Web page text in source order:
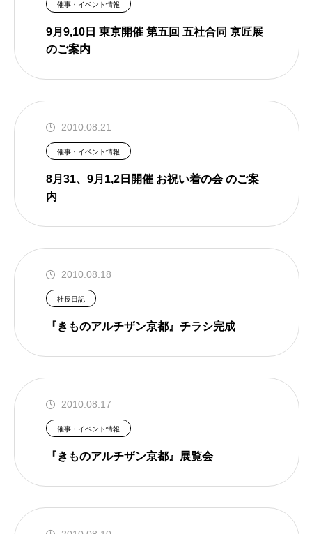
催事・イベント情報
9月9,10日 東京開催 第五回 五社合同 京匠展
のご案内
2010.08.21
催事・イベント情報
8月31、9月1,2日開催 お祝い着の会 のご案
内
2010.08.18
社長日記
『きものアルチザン京都』チラシ完成
2010.08.17
催事・イベント情報
『きものアルチザン京都』展覧会